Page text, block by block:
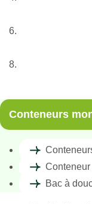
Conteneurs
Conteneur
Bac à